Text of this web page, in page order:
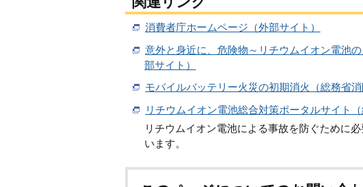
消費者庁ホームページ（外部サイト）
意外と身近に、危険物～リチウムイオン電池
部サイト）
モバイルバッテリー火災の初期消火（総務省消
リチウムイオン電池総合対策ポータルサイト
リチウムイオン電池による事故を防ぐために
います。